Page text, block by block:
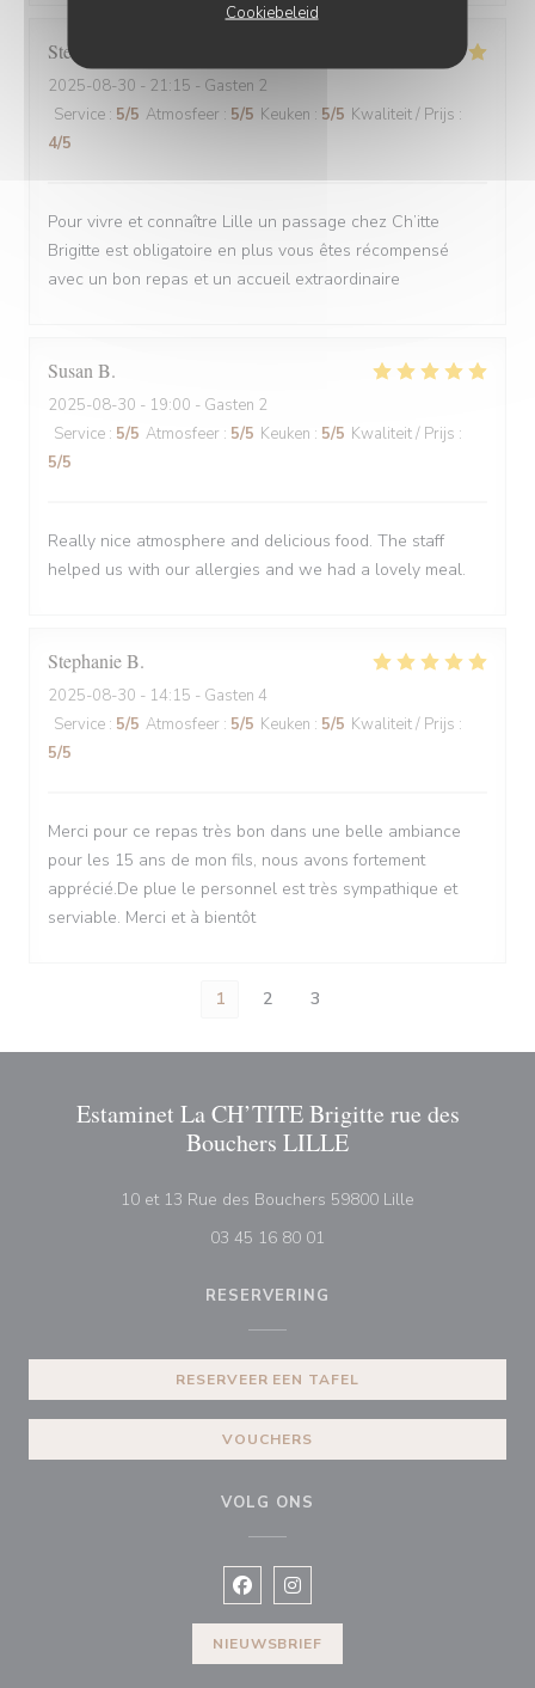
Cookiebeleid
Stefan
2025-08-30 - 21:15 - Gasten 2
Service : 5/5 Atmosfeer : 5/5 Keuken : 5/5 Kwaliteit / Prijs :
4/5
Pour vivre et connaître Lille un passage chez Ch’itte
Brigitte est obligatoire en plus vous êtes récompensé
avec un bon repas et un accueil extraordinaire
Susan B
2025-08-30 - 19:00 - Gasten 2
Service : 5/5 Atmosfeer : 5/5 Keuken : 5/5 Kwaliteit / Prijs :
5/5
Really nice atmosphere and delicious food. The staff
helped us with our allergies and we had a lovely meal.
StephanieB
2025-08-30 - 14:15 - Gasten 4
Service : 5/5 Atmosfeer : 5/5 Keuken : 5/5 Kwaliteit / Prijs :
5/5
Merci pour ce repas très bon dans une belle ambiance
pour les 15 ans de mon fils, nous avons fortement
apprécié.De plue le personnel est très sympathique et
serviable. Merci et à bientôt
1 2 3
Estaminet La CH’TITE Brigitte rue des
Bouchers LILLE
10 et 13 Rue des Bouchers 59800 Lille
03 45 16 80 01
RESERVERING
RESERVEER EEN TAFEL
VOUCHERS
VOLG ONS
Facebook ((opent in een nieuw
Instagram ((opent in een
NIEUWSBRIEF